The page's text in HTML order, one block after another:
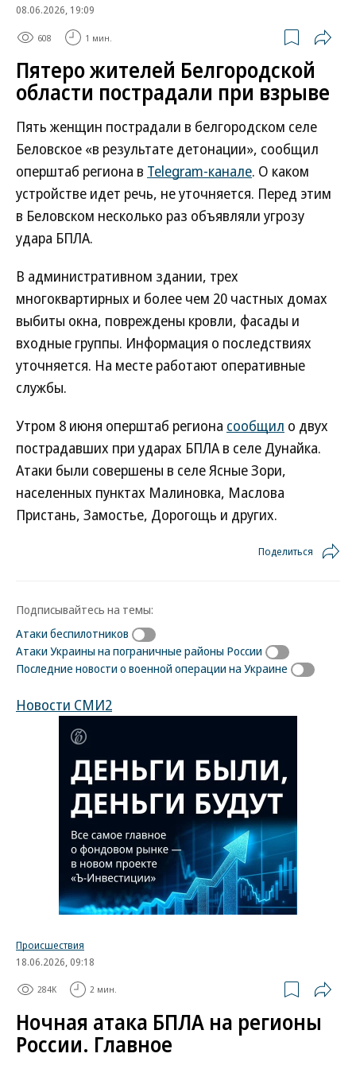
08.06.2026, 19:09
608 1 мин.
Пятеро жителей Белгородской
области пострадали при взрыве
Пять женщин пострадали в белгородском селе
Беловское «в результате детонации», сообщил
оперштаб региона в Telegram-канале. О каком
устройстве идет речь, не уточняется. Перед этим
в Беловском несколько раз объявляли угрозу
удара БПЛА.
В административном здании, трех
многоквартирных и более чем 20 частных домах
выбиты окна, повреждены кровли, фасады и
входные группы. Информация о последствиях
уточняется. На месте работают оперативные
службы.
Утром 8 июня оперштаб региона сообщил о двух
пострадавших при ударах БПЛА в селе Дунайка.
Атаки были совершены в селе Ясные Зори,
населенных пунктах Малиновка, Маслова
Пристань, Замостье, Дорогощь и других.
Поделиться
Подписывайтесь на темы:
Атаки беспилотников
Атаки Украины на пограничные районы России
Последние новости о военной операции на Украине
Новости СМИ2
Происшествия
18.06.2026, 09:18
284K 2 мин.
Ночная атака БПЛА на регионы
России. Главное